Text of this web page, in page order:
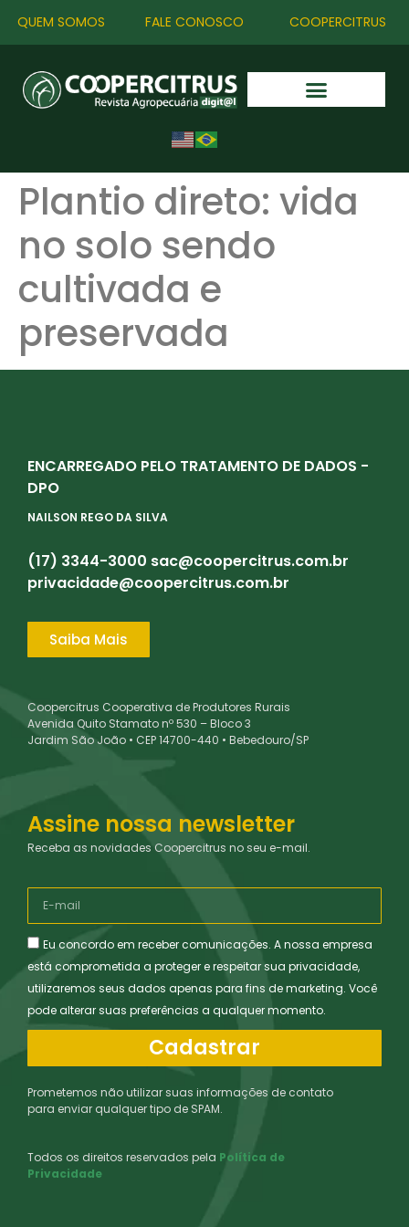
QUEM SOMOS FALE CONOSCO COOPERCITRUS
Plantio direto: vida
no solo sendo
cultivada e
preservada
ENCARREGADO PELO TRATAMENTO DE DADOS -
DPO
NAILSON REGO DA SILVA
(17) 3344-3000 sac@coopercitrus.com.br
privacidade@coopercitrus.com.br
Saiba Mais
Coopercitrus Cooperativa de Produtores Rurais
Avenida Quito Stamato nº 530 – Bloco 3
Jardim São João • CEP 14700-440 • Bebedouro/SP
Assine nossa newsletter
Receba as novidades Coopercitrus no seu e-mail.
Eu concordo em receber comunicações. A nossa empresa
está comprometida a proteger e respeitar sua privacidade,
utilizaremos seus dados apenas para fins de marketing. Você
pode alterar suas preferências a qualquer momento.
Cadastrar
Prometemos não utilizar suas informações de contato
para enviar qualquer tipo de SPAM.
Todos os direitos reservados pela Política de
Privacidade